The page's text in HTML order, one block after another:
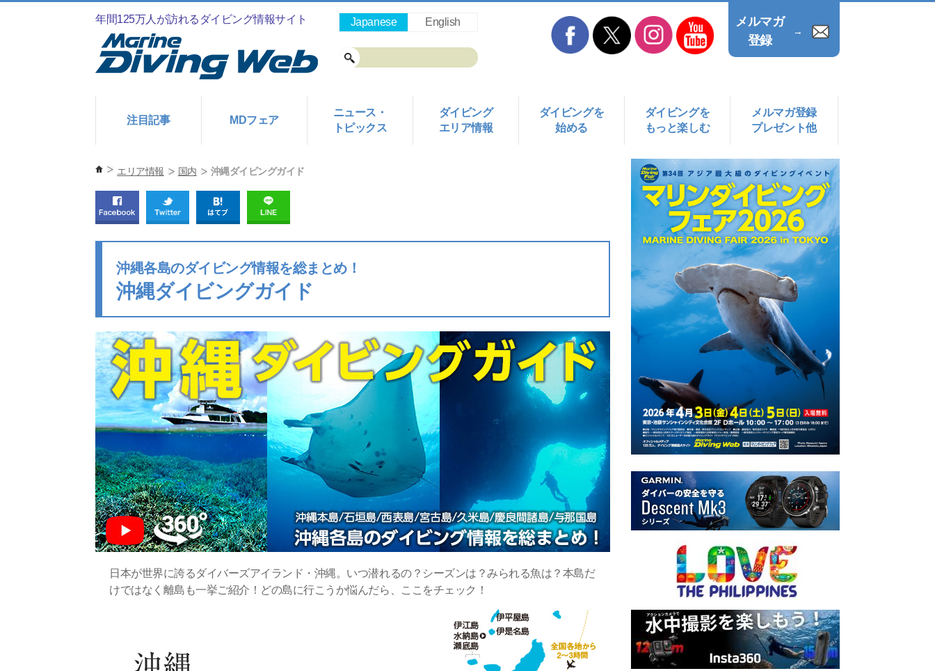
年間125万人が訪れるダイビング情報サイト
注目記事 MDフェア
ニュース・
トピックス
ダイビング
エリア情報
ダイビングを
始める
ダイビングを
もっと楽しむ
メルマガ登録
プレゼント他
メルマガ
登録
→
Japanese English
エリア情報 国内 沖縄ダイビングガイド
沖縄各島のダイビング情報を総まとめ！
沖縄ダイビングガイド
日本が世界に誇るダイバーズアイランド・沖縄。いつ潜れるの？シーズンは？みられる魚は？本島だ
けではなく離島も一挙ご紹介！どの島に行こうか悩んだら、ここをチェック！